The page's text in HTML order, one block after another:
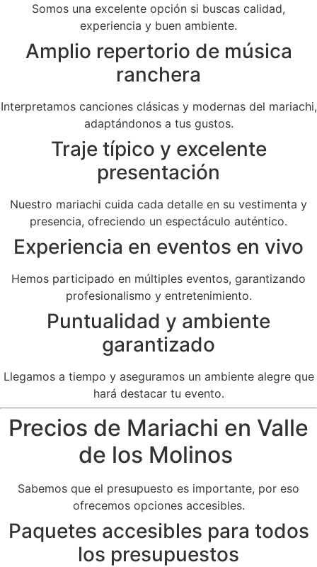
Somos una excelente opción si buscas calidad,
experiencia y buen ambiente.
Amplio repertorio de música
ranchera
Interpretamos canciones clásicas y modernas del mariachi,
adaptándonos a tus gustos.
Traje típico y excelente
presentación
Nuestro mariachi cuida cada detalle en su vestimenta y
presencia, ofreciendo un espectáculo auténtico.
Experiencia en eventos en vivo
Hemos participado en múltiples eventos, garantizando
profesionalismo y entretenimiento.
Puntualidad y ambiente
garantizado
Llegamos a tiempo y aseguramos un ambiente alegre que
hará destacar tu evento.
Precios de Mariachi en Valle
de los Molinos
Sabemos que el presupuesto es importante, por eso
ofrecemos opciones accesibles.
Paquetes accesibles para todos
los presupuestos